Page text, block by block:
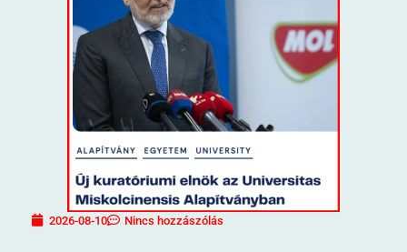
2026-08-10 Nincs hozzászólás